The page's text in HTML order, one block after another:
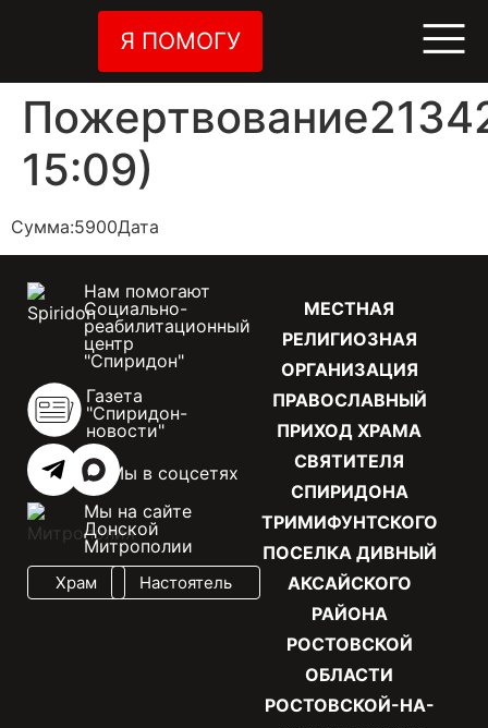
Я ПОМОГУ
15:09)
Сумма:5900Дата
МЕСТНАЯ
РЕЛИГИОЗНАЯ
ОРГАНИЗАЦИЯ
ПРАВОСЛАВНЫЙ
ПРИХОД ХРАМА
СВЯТИТЕЛЯ
СПИРИДОНА
ТРИМИФУНТСКОГО
ПОСЕЛКА ДИВНЫЙ
АКСАЙСКОГО
РАЙОНА
РОСТОВСКОЙ
ОБЛАСТИ
РОСТОВСКОЙ-НА-
Нам помогают
Социально-
реабилитационный
центр
"Спиридон"
Газета
"Спиридон-
новости"
Мы в соцсетях
Мы на сайте
Донской
Митрополии
Храм Настоятель